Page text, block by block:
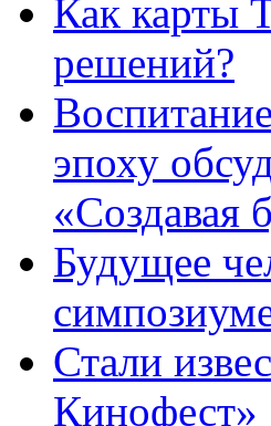
Как карты
решений?
эпоху
«Создавая
Будущее
Стали
Кинофест»